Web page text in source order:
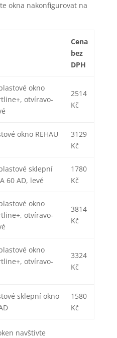
okna nakonfigurovat na
Cena
bez
DPH
okno
otvíravo-
2514
Kč
okno REHAU
3129
Kč
sklepní
60 AD, levé
1780
Kč
okno
otvíravo-
3814
Kč
okno
otvíravo-
3324
Kč
sklepní okno
1580
Kč
navštivte